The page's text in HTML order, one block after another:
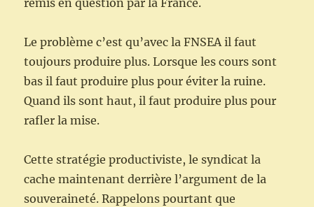
remis en question par la France.
Le problème c’est qu’avec la FNSEA il faut
toujours produire plus. Lorsque les cours sont
bas il faut produire plus pour éviter la ruine.
Quand ils sont haut, il faut produire plus pour
rafler la mise.
Cette stratégie productiviste, le syndicat la
cache maintenant derrière l’argument de la
souveraineté. Rappelons pourtant que